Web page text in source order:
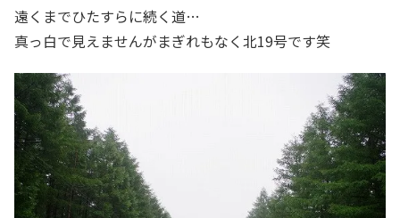
遠くまでひたすらに続く道…
真っ白で見えませんがまぎれもなく北19号です笑